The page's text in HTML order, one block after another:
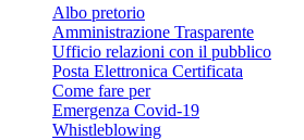
Albo pretorio
Amministrazione Trasparente
Ufficio relazioni con il pubblico
Posta Elettronica Certificata
Come fare per
Emergenza Covid-19
Whistleblowing